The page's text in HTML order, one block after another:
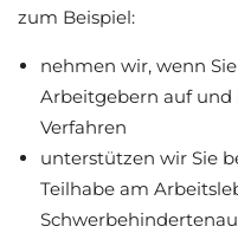
zum Beispiel:
nehmen wir, wenn
Arbeitgebern auf und
Verfahren
unterstützen wir Sie
Teilhabe am